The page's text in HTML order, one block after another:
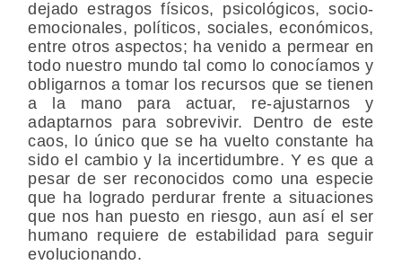
dejado estragos físicos, psicológicos, socio-
emocionales, políticos, sociales, económicos,
entre otros aspectos; ha venido a permear en
todo nuestro mundo tal como lo conocíamos y
obligarnos a tomar los recursos que se tienen
a la mano para actuar, re-ajustarnos y
adaptarnos para sobrevivir. Dentro de este
caos, lo único que se ha vuelto constante ha
sido el cambio y la incertidumbre. Y es que a
pesar de ser reconocidos como una especie
que ha logrado perdurar frente a situaciones
que nos han puesto en riesgo, aun así el ser
humano requiere de estabilidad para seguir
evolucionando.